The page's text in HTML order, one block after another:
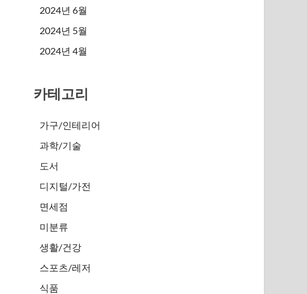
2024년 6월
2024년 5월
2024년 4월
카테고리
가구/인테리어
과학/기술
도서
디지털/가전
면세점
미분류
생활/건강
스포츠/레저
식품